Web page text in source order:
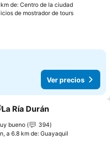
km de: Centro de la ciudad
de mostrador de tours
Ver precios
a favoritos
Ría Durán
bueno
394
a 6.8 km de: Guayaquil